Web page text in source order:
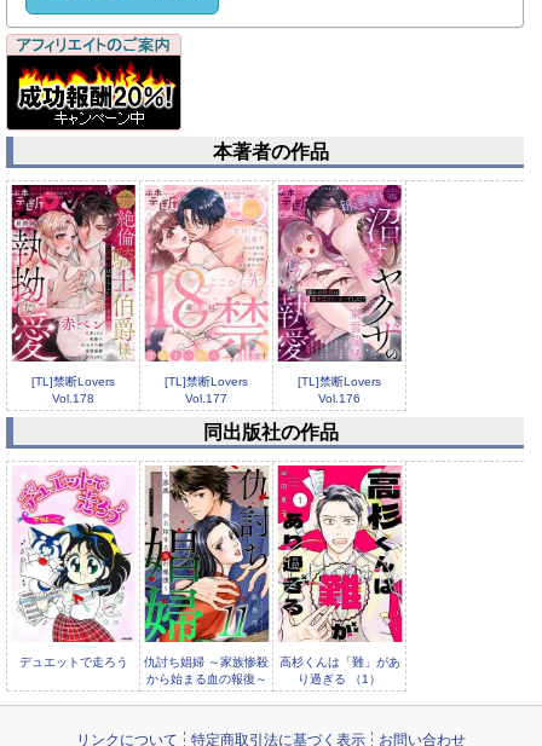
本著者の作品
[TL]禁断Lovers
Vol.178
[TL]禁断Lovers
Vol.177
[TL]禁断Lovers
Vol.176
[TL]禁断Lovers
Vol.175
同出版社の作品
デュエットで走ろう
仇討ち娼婦 ～家族惨殺
から始まる血の報復～
（11）
高杉くんは「難」があ
り過ぎる （1）
リンクについて 特定商取引法に基づく表示 お問い合わせ